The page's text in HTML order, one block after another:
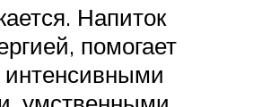
Напиток
помогает
интенсивными